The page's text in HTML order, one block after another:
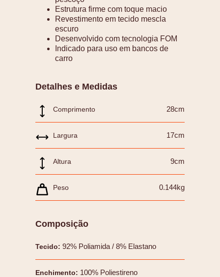
Estrutura firme com toque macio
Revestimento em tecido mescla
escuro
Desenvolvido com tecnologia FOM
Indicado para uso em bancos de
carro
Detalhes e Medidas
Comprimento 28cm
Largura 17cm
Altura 9cm
Peso 0.144kg
Composição
Tecido: 92% Poliamida / 8% Elastano
Enchimento: 100% Poliestireno